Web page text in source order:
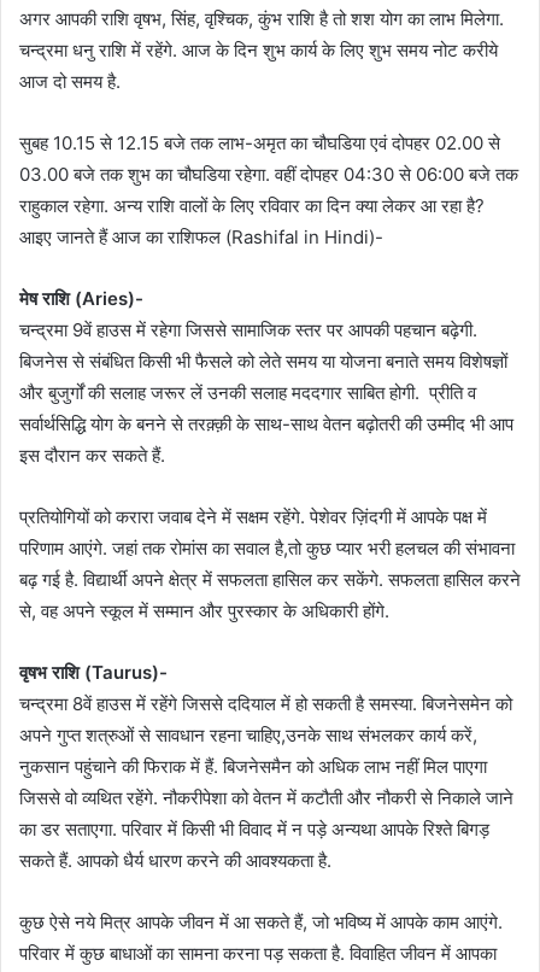
अगर आपकी राशि वृषभ, सिंह, वृश्चिक, कुंभ राशि है तो शश योग का लाभ मिलेगा.
चन्द्रमा धनु राशि में रहेंगे. आज के दिन शुभ कार्य के लिए शुभ समय नोट करीये
आज दो समय है.
सुबह 10.15 से 12.15 बजे तक लाभ-अमृत का चौघडिया एवं दोपहर 02.00 से
03.00 बजे तक शुभ का चौघडिया रहेगा. वहीं दोपहर 04:30 से 06:00 बजे तक
राहुकाल रहेगा. अन्य राशि वालों के लिए रविवार का दिन क्या लेकर आ रहा है?
आइए जानते हैं आज का राशिफल (Rashifal in Hindi)-
मेष राशि (Aries)-
चन्द्रमा 9वें हाउस में रहेगा जिससे सामाजिक स्तर पर आपकी पहचान बढ़ेगी.
बिजनेस से संबंधित किसी भी फैसले को लेते समय या योजना बनाते समय विशेषज्ञों
और बुजुर्गों की सलाह जरूर लें उनकी सलाह मददगार साबित होगी. प्रीति व
सर्वार्थसिद्धि योग के बनने से तरक़्क़ी के साथ-साथ वेतन बढ़ोतरी की उम्मीद भी आप
इस दौरान कर सकते हैं.
प्रतियोगियों को करारा जवाब देने में सक्षम रहेंगे. पेशेवर ज़िंदगी में आपके पक्ष में
परिणाम आएंगे. जहां तक रोमांस का सवाल है,तो कुछ प्यार भरी हलचल की संभावना
बढ़ गई है. विद्यार्थी अपने क्षेत्र में सफलता हासिल कर सकेंगे. सफलता हासिल करने
से, वह अपने स्कूल में सम्मान और पुरस्कार के अधिकारी होंगे.
वृषभ राशि (Taurus)-
चन्द्रमा 8वें हाउस में रहेंगे जिससे ददियाल में हो सकती है समस्या. बिजनेसमेन को
अपने गुप्त शत्रुओं से सावधान रहना चाहिए,उनके साथ संभलकर कार्य करें,
नुकसान पहुंचाने की फिराक में हैं. बिजनेसमैन को अधिक लाभ नहीं मिल पाएगा
जिससे वो व्यथित रहेंगे. नौकरीपेशा को वेतन में कटौती और नौकरी से निकाले जाने
का डर सताएगा. परिवार में किसी भी विवाद में न पड़े अन्यथा आपके रिश्ते बिगड़
सकते हैं. आपको धैर्य धारण करने की आवश्यकता है.
कुछ ऐसे नये मित्र आपके जीवन में आ सकते हैं, जो भविष्य में आपके काम आएंगे.
परिवार में कुछ बाधाओं का सामना करना पड़ सकता है. विवाहित जीवन में आपका